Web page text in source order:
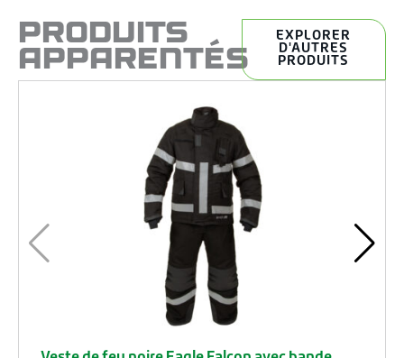
PRODUITS
APPARENTÉS
EXPLORER
D'AUTRES
PRODUITS